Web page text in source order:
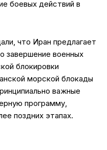
боевых действий в
что Иран предлагает
завершение военных
блокировки
морской блокады
важные
программу,
поздних этапах.